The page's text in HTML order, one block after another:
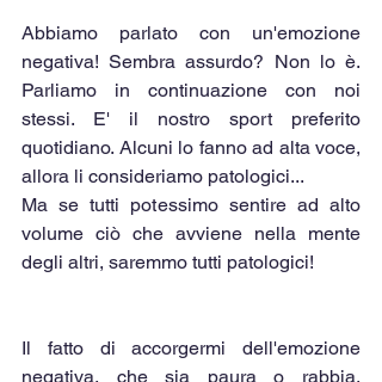
Abbiamo parlato con un'emozione
negativa! Sembra assurdo? Non lo è.
Parliamo in continuazione con noi
stessi. E' il nostro sport preferito
quotidiano. Alcuni lo fanno ad alta voce,
allora li consideriamo patologici...
Ma se tutti potessimo sentire ad alto
volume ciò che avviene nella mente
degli altri, saremmo tutti patologici!
Il fatto di accorgermi dell'emozione
negativa, che sia paura o rabbia,